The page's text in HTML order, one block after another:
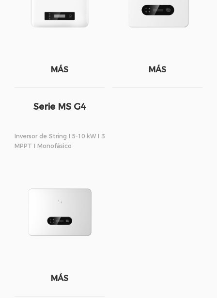
MÁS MÁS
Serie MS G4
Inversor de String I 5-10 kW I 3
MPPT I Monofásico
MÁS